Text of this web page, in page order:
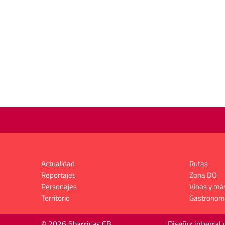
Actualidad
Reportajes
Personajes
Territorio
Rutas
Zona DO
Vinos y